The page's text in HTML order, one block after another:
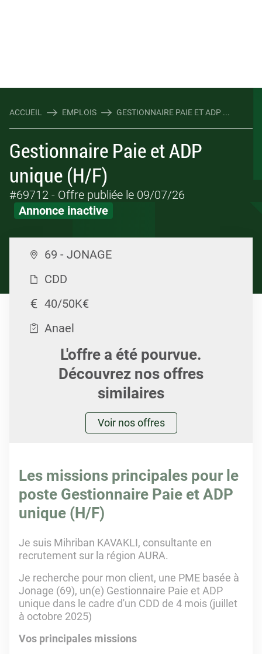
ACCUEIL EMPLOIS GESTIONNAIRE PAIE ET ADP ...
Gestionnaire Paie et ADP
unique (H/F)
#69712 - Offre publiée le 09/07/26
Annonce inactive
69 - JONAGE
CDD
40/50K€
Anael
L'offre a été pourvue.
Découvrez nos offres
similaires
Voir nos offres
Les missions principales pour le
poste Gestionnaire Paie et ADP
unique (H/F)
Je suis Mihriban KAVAKLI, consultante en
recrutement sur la région AURA.
Je recherche pour mon client, une PME basée à
Jonage (69), un(e) Gestionnaire Paie et ADP
unique dans le cadre d'un CDD de 4 mois (juillet
à octobre 2025)
Vos principales missions